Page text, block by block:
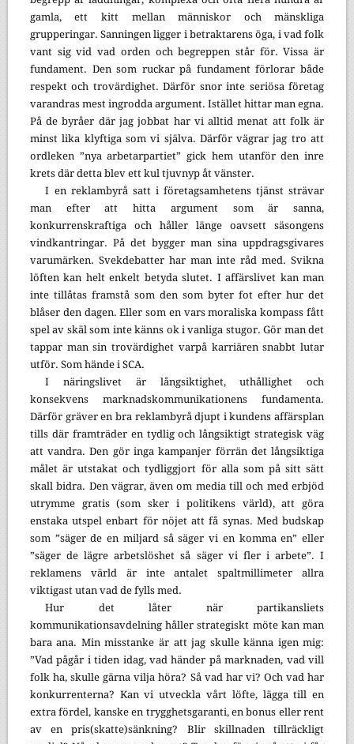
gamla, ett kitt mellan människor och mänskliga
grupperingar. Sanningen ligger i betraktarens öga, i vad folk
vant sig vid vad orden och begreppen står för. Vissa är
fundament. Den som ruckar på fundament förlorar både
respekt och trovärdighet. Därför snor inte seriösa företag
varandras mest ingrodda argument. Istället hittar man egna.
På de byråer där jag jobbat har vi alltid menat att folk är
minst lika klyftiga som vi själva. Därför vägrar jag tro att
ordleken ”nya arbetarpartiet” gick hem utanför den inre
krets där detta blev ett kul tjuvnyp åt vänster.
I en reklambyrå satt i företagsamhetens tjänst strävar
man efter att hitta argument som är sanna,
konkurrenskraftiga och håller länge oavsett säsongens
vindkantringar. På det bygger man sina uppdragsgivares
varumärken. Svekdebatter har man inte råd med. Svikna
löften kan helt enkelt betyda slutet. I affärslivet kan man
inte tillåtas framstå som den som byter fot efter hur det
blåser den dagen. Eller som en vars moraliska kompass fått
spel av skäl som inte känns ok i vanliga stugor. Gör man det
tappar man sin trovärdighet varpå karriären snabbt lutar
utför. Som hände i SCA.
I näringslivet är långsiktighet, uthållighet och
konsekvens marknadskommunikationens fundamenta.
Därför gräver en bra reklambyrå djupt i kundens affärsplan
tills där framträder en tydlig och långsiktigt strategisk väg
att vandra. Den gör inga kampanjer förrän det långsiktiga
målet är utstakat och tydliggjort för alla som på sitt sätt
skall bidra. Den vägrar, även om media till och med erbjöd
utrymme gratis (som sker i politikens värld), att göra
enstaka utspel enbart för nöjet att få synas. Med budskap
som ”säger de en miljard så säger vi en komma en” eller
”säger de lägre arbetslöshet så säger vi fler i arbete”. I
reklamens värld är inte antalet spaltmillimeter allra
viktigast utan vad de fylls med.
Hur det låter när partikansliets
kommunikationsavdelning håller strategiskt möte kan man
bara ana. Min misstanke är att jag skulle känna igen mig:
”Vad pågår i tiden idag, vad händer på marknaden, vad vill
folk ha, skulle gärna vilja höra? Så vad har vi? Och vad har
konkurrenterna? Kan vi utveckla vårt löfte, lägga till en
extra fördel, kanske en trygghetsgaranti, en bonus eller rent
av en pris(skatte)sänkning? Blir skillnaden tillräckligt